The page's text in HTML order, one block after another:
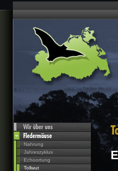
Nahrung
Jahreszyklus
Echoortung
Tollwut